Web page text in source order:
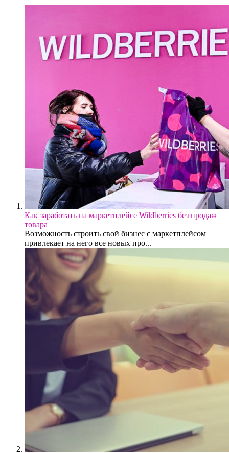
Как заработать на маркетплейсе Wildberries без продаж
товара
Возможность строить свой бизнес с маркетплейсом
привлекает на него все новых про...